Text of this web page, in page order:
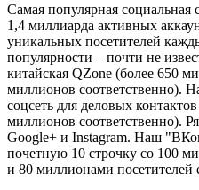
Самая популярная социальная
1,4 миллиарда активных
уникальных посетителей
популярности – почти не
китайская QZone (более 650
миллионов соответственно).
соцсеть для деловых
миллионов соответственно).
Google+ и Instagram. Наш
почетную 10 строчку со 100
и 80 миллионами посетителей